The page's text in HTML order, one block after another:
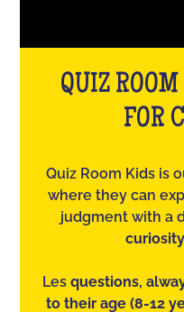
QUIZ
FOR
Quiz Room Kids is
where they can
judgment with a
Les questions,
to their age (8-12